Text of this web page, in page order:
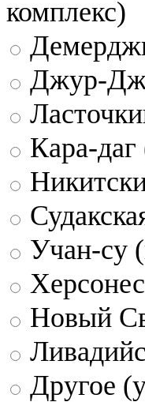
комплекс)
Джур-
Кара-даг
Учан-су
Новый
Другое